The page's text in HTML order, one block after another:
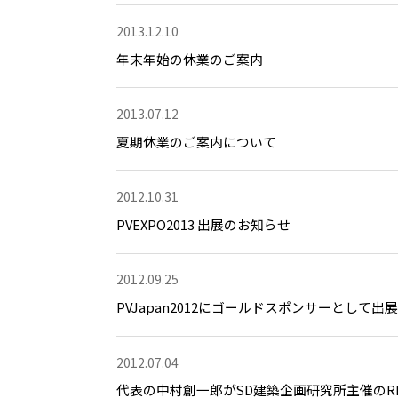
2013.12.10
年末年始の休業のご案内
2013.07.12
夏期休業のご案内について
2012.10.31
PVEXPO2013 出展のお知らせ
2012.09.25
PVJapan2012にゴールドスポンサーとして出展
2012.07.04
代表の中村創一郎がSD建築企画研究所主催の